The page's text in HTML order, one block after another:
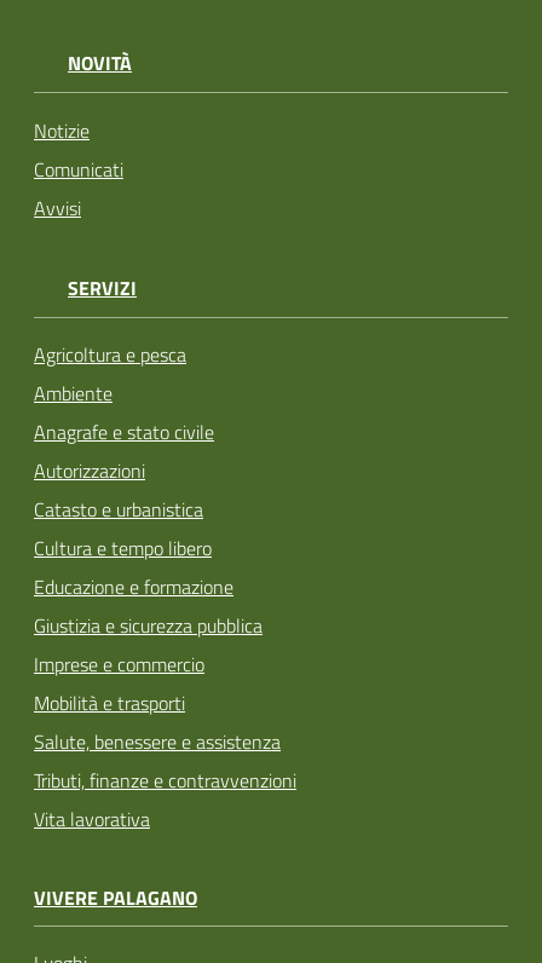
NOVITÀ
Notizie
Comunicati
Avvisi
SERVIZI
Agricoltura e pesca
Ambiente
Anagrafe e stato civile
Autorizzazioni
Catasto e urbanistica
Cultura e tempo libero
Educazione e formazione
Giustizia e sicurezza pubblica
Imprese e commercio
Mobilità e trasporti
Salute, benessere e assistenza
Tributi, finanze e contravvenzioni
Vita lavorativa
VIVERE PALAGANO